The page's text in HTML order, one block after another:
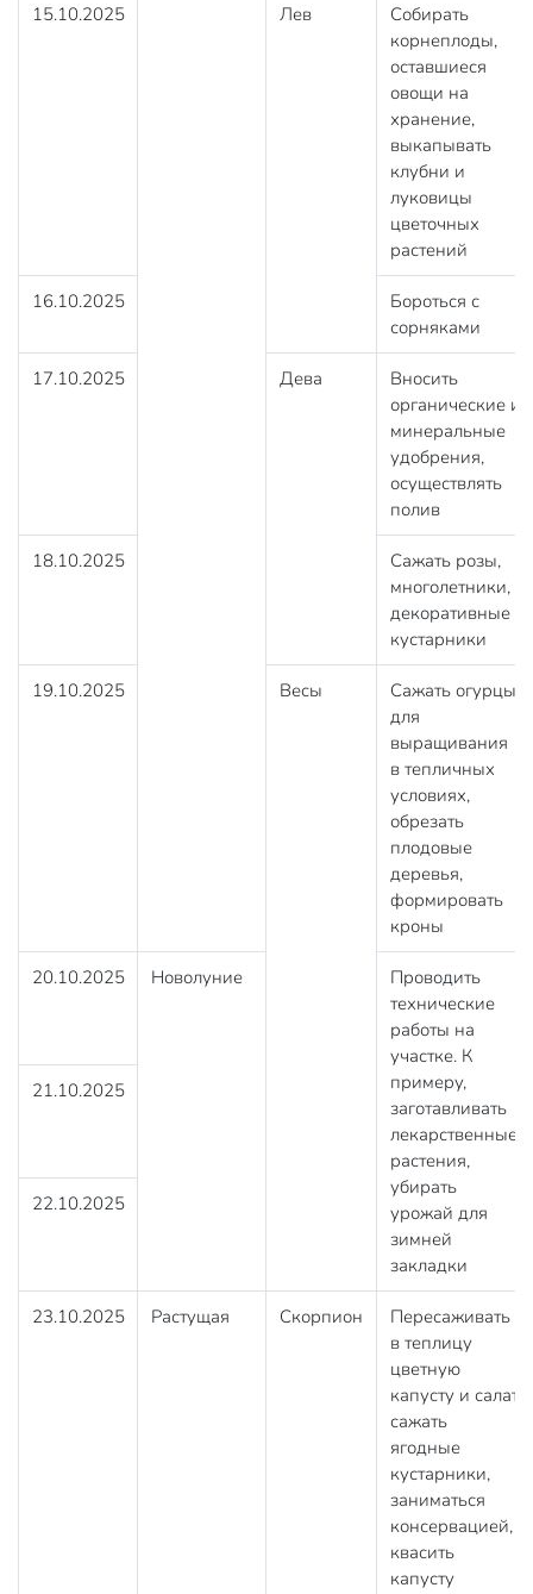
15.10.2025 Лев
Собирать
корнеплоды,
оставшиеся
овощи на
хранение,
выкапывать
клубни и
луковицы
цветочных
растений
16.10.2025
Бороться с
сорняками
17.10.2025 Дева
Вносить
органические и
минеральные
удобрения,
осуществлять
полив
18.10.2025
Сажать розы,
многолетники,
декоративные
кустарники
19.10.2025 Весы
Сажать огурцы
для
выращивания
в тепличных
условиях,
обрезать
плодовые
деревья,
формировать
кроны
20.10.2025 Новолуние
Проводить
технические
работы на
участке. К
примеру,
заготавливать
лекарственные
растения,
убирать
урожай для
зимней
закладки
21.10.2025
22.10.2025
23.10.2025 Растущая Скорпион
Пересаживать
в теплицу
цветную
капусту и салат,
сажать
ягодные
кустарники,
заниматься
консервацией,
квасить
капусту